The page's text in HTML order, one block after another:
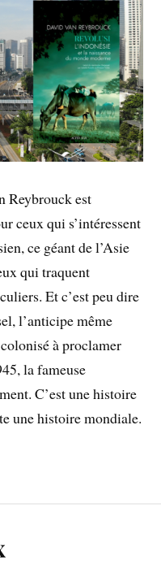
Reybrouck est
ceux qui s’intéressent
ce géant de l’Asie
qui traquent
Et c’est peu dire
l’anticipe même
à proclamer
la fameuse
C’est une histoire
une histoire mondiale.